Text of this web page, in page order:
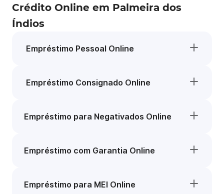
Crédito Online em Palmeira dos
Índios
Empréstimo Pessoal Online
Empréstimo Consignado Online
Empréstimo para Negativados Online
Empréstimo com Garantia Online
Empréstimo para MEI Online